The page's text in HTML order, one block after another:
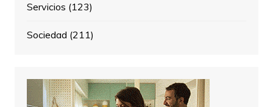
Servicios (123)
Sociedad (211)